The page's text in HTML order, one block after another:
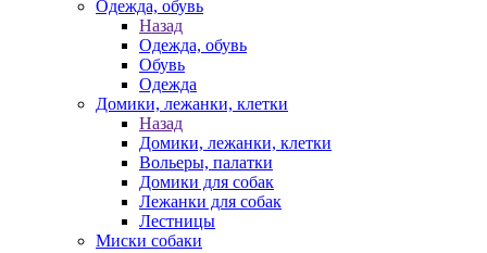
Одежда, обувь
Назад
Одежда, обувь
Обувь
Одежда
Домики, лежанки, клетки
Назад
Домики, лежанки, клетки
Вольеры, палатки
Домики для собак
Лежанки для собак
Лестницы
Миски собаки